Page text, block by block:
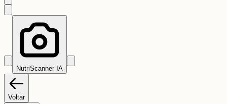
NutriScanner IA
Voltar